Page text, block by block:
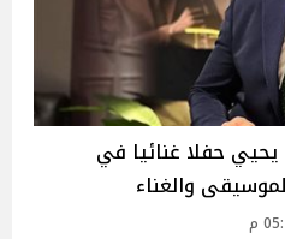
حفلا غنائيا في
والغناء